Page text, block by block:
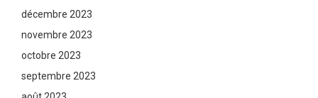
décembre 2023
novembre 2023
octobre 2023
septembre 2023